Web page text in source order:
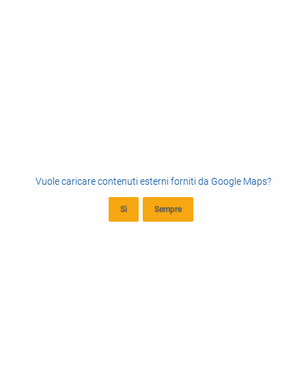
Vuole caricare contenuti esterni forniti da Google Maps?
Sì Sempre